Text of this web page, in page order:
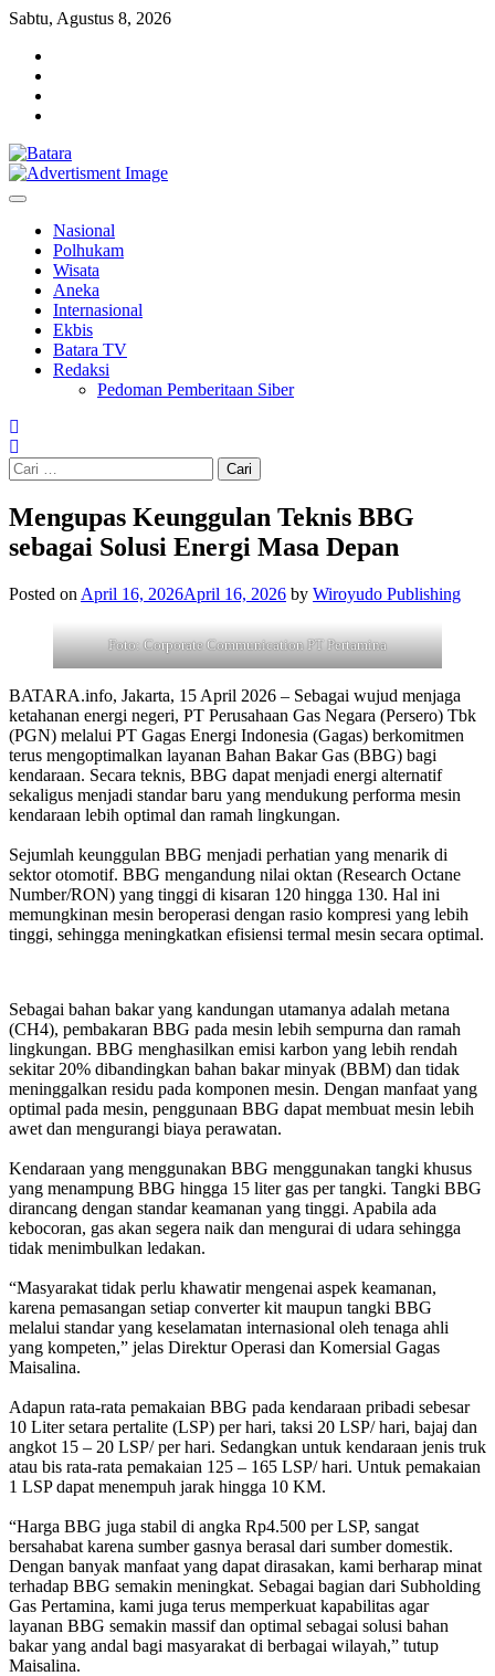
Skip
content
Sabtu, Agustus 8, 2026
Nasional
Polhukam
Wisata
Aneka
Internasional
Ekbis
Batara TV
Redaksi
Pedoman Pemberitaan Siber
Cari
untuk:
Mengupas Keunggulan Teknis BBG
sebagai Solusi Energi Masa Depan
Posted on April 16, 2026April 16, 2026 by Wiroyudo Publishing
Foto: Corporate Communication PT Pertamina
BATARA.info, Jakarta, 15 April 2026 – Sebagai wujud menjaga
ketahanan energi negeri, PT Perusahaan Gas Negara (Persero) Tbk
(PGN) melalui PT Gagas Energi Indonesia (Gagas) berkomitmen
terus mengoptimalkan layanan Bahan Bakar Gas (BBG) bagi
kendaraan. Secara teknis, BBG dapat menjadi energi alternatif
sekaligus menjadi standar baru yang mendukung performa mesin
kendaraan lebih optimal dan ramah lingkungan.
Sejumlah keunggulan BBG menjadi perhatian yang menarik di
sektor otomotif. BBG mengandung nilai oktan (Research Octane
Number/RON) yang tinggi di kisaran 120 hingga 130. Hal ini
memungkinan mesin beroperasi dengan rasio kompresi yang lebih
tinggi, sehingga meningkatkan efisiensi termal mesin secara optimal.
Sebagai bahan bakar yang kandungan utamanya adalah metana
(CH4), pembakaran BBG pada mesin lebih sempurna dan ramah
lingkungan. BBG menghasilkan emisi karbon yang lebih rendah
sekitar 20% dibandingkan bahan bakar minyak (BBM) dan tidak
meninggalkan residu pada komponen mesin. Dengan manfaat yang
optimal pada mesin, penggunaan BBG dapat membuat mesin lebih
awet dan mengurangi biaya perawatan.
Kendaraan yang menggunakan BBG menggunakan tangki khusus
yang menampung BBG hingga 15 liter gas per tangki. Tangki BBG
dirancang dengan standar keamanan yang tinggi. Apabila ada
kebocoran, gas akan segera naik dan mengurai di udara sehingga
tidak menimbulkan ledakan.
“Masyarakat tidak perlu khawatir mengenai aspek keamanan,
karena pemasangan setiap converter kit maupun tangki BBG
melalui standar yang keselamatan internasional oleh tenaga ahli
yang kompeten,” jelas Direktur Operasi dan Komersial Gagas
Maisalina.
Adapun rata-rata pemakaian BBG pada kendaraan pribadi sebesar
10 Liter setara pertalite (LSP) per hari, taksi 20 LSP/ hari, bajaj dan
angkot 15 – 20 LSP/ per hari. Sedangkan untuk kendaraan jenis truk
atau bis rata-rata pemakaian 125 – 165 LSP/ hari. Untuk pemakaian
1 LSP dapat menempuh jarak hingga 10 KM.
“Harga BBG juga stabil di angka Rp4.500 per LSP, sangat
bersahabat karena sumber gasnya berasal dari sumber domestik.
Dengan banyak manfaat yang dapat dirasakan, kami berharap minat
terhadap BBG semakin meningkat. Sebagai bagian dari Subholding
Gas Pertamina, kami juga terus memperkuat kapabilitas agar
layanan BBG semakin massif dan optimal sebagai solusi bahan
bakar yang andal bagi masyarakat di berbagai wilayah,” tutup
Maisalina.